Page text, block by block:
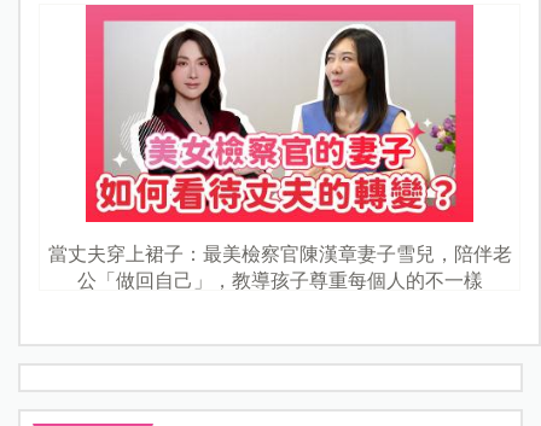
當丈夫穿上裙子：最美檢察官陳漢章妻子雪兒，陪伴老
公「做回自己」，教導孩子尊重每個人的不一樣